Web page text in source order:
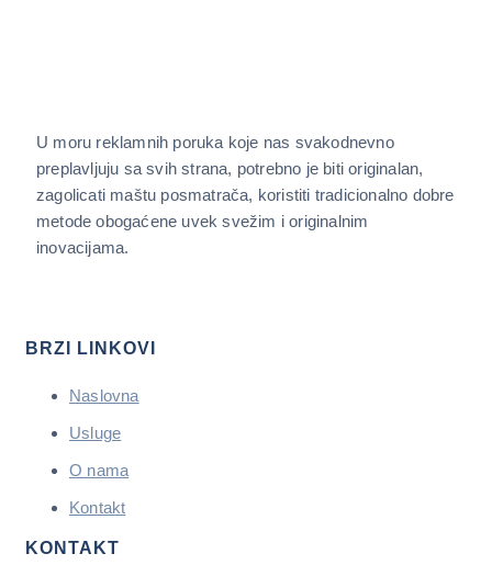
U moru reklamnih poruka koje nas svakodnevno
preplavljuju sa svih strana, potrebno je biti originalan,
zagolicati maštu posmatrača, koristiti tradicionalno dobre
metode obogaćene uvek svežim i originalnim
inovacijama.
BRZI LINKOVI
Naslovna
Usluge
O nama
Kontakt
KONTAKT